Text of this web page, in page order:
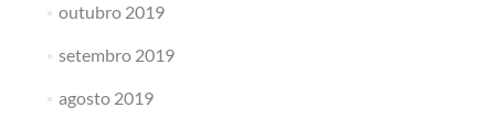
outubro 2019
setembro 2019
agosto 2019